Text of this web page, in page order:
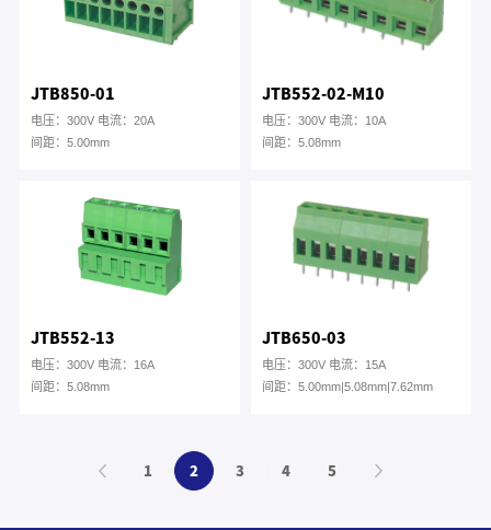
JTB850-01
电压：300V 电流：20A
间距：5.00mm
JTB552-02-M10
电压：300V 电流：10A
间距：5.08mm
JTB552-13
电压：300V 电流：16A
间距：5.08mm
JTB650-03
电压：300V 电流：15A
间距：5.00mm|5.08mm|7.62mm
1 2 3 4 5